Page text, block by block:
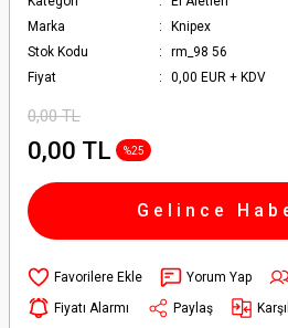
Marka
Knipex
Stok Kodu
rm_98 56
Fiyat
0,00 EUR + KDV
0,00 TL
0,00 TL %25
Gelince
Yorum Yap
Fiyatı Alarmı
Paylaş